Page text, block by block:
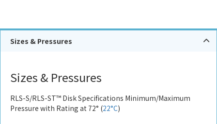
Sizes & Pressures
Sizes & Pressures
RLS-S/RLS-ST™ Disk Specifications Minimum/Maximum
Pressure with Rating at 72° (22°C)